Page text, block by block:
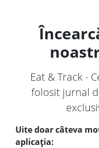
Eat & Track -
folosit jurnal
Uite doar câteva
aplicația: